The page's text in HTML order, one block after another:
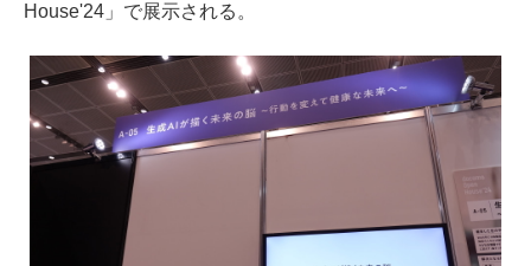
House'24」で展示される。